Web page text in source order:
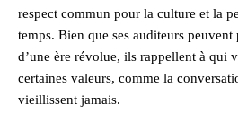
respect commun pour la culture et la
temps. Bien que ses auditeurs peuvent
d’une ère révolue, ils rappellent à qui
certaines valeurs, comme la
vieillissent jamais.